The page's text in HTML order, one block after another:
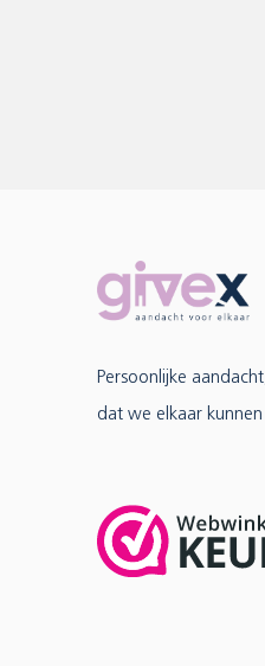
Persoonlijke
dat we elkaar